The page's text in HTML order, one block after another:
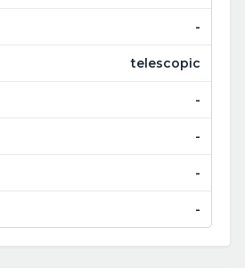
-
telescopic
-
-
-
-